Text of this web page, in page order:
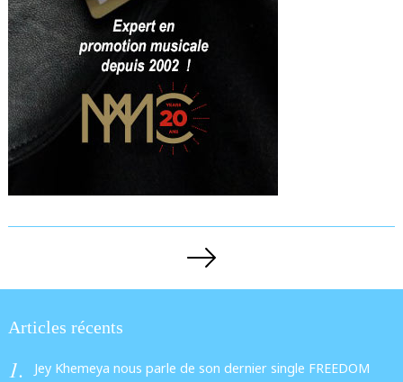
publications
Articles récents
Jey Khemeya nous parle de son dernier single FREEDOM